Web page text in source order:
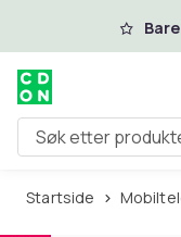
Hopp til
Søk etter produkter
Startside